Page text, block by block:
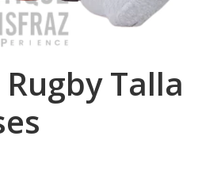
Talla